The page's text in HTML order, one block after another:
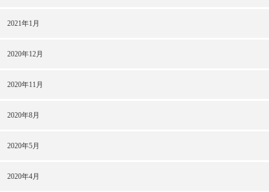
2021年1月
2020年12月
2020年11月
2020年8月
2020年5月
2020年4月